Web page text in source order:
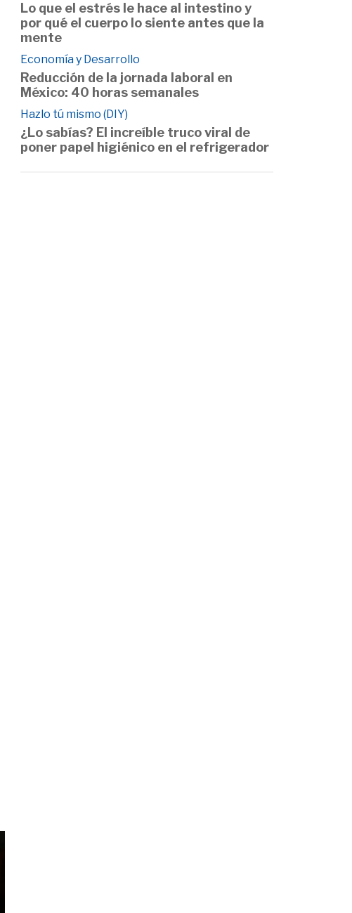
Lo que el estrés le hace al intestino y
por qué el cuerpo lo siente antes que la
mente
Economía y Desarrollo
Reducción de la jornada laboral en
México: 40 horas semanales
Hazlo tú mismo (DIY)
¿Lo sabías? El increíble truco viral de
poner papel higiénico en el refrigerador